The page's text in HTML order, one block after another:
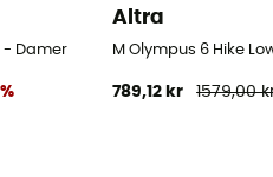
- Damer
Altra
M Olympus 6 Hike
789,12 kr 1579,00